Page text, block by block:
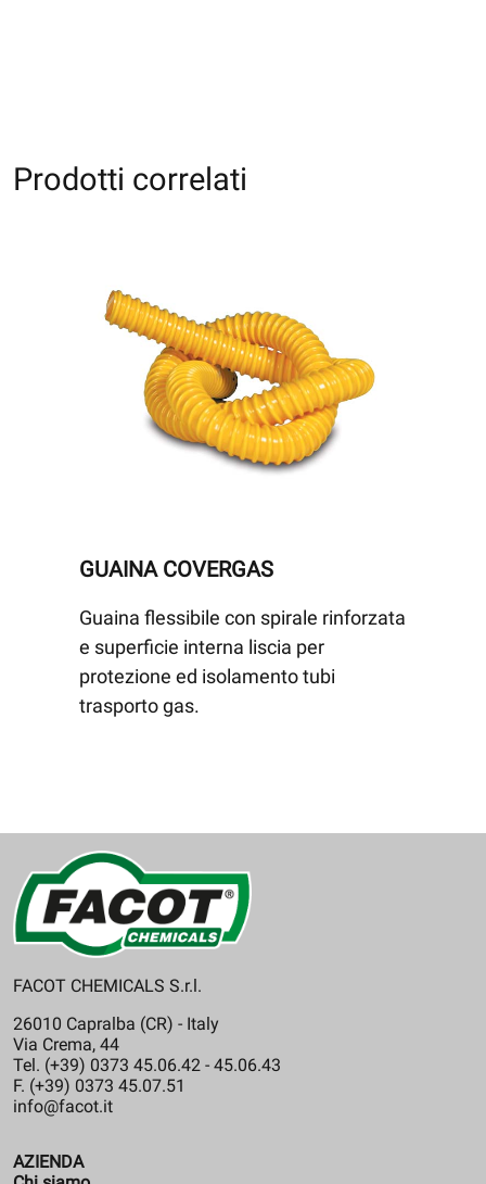
Prodotti correlati
GUAINA COVERGAS
Guaina flessibile con spirale rinforzata
e superficie interna liscia per
protezione ed isolamento tubi
trasporto gas.
FACOT CHEMICALS S.r.l.
26010 Capralba (CR) - Italy
Via Crema, 44
Tel. (+39) 0373 45.06.42 - 45.06.43
F. (+39) 0373 45.07.51
info@facot.it
AZIENDA